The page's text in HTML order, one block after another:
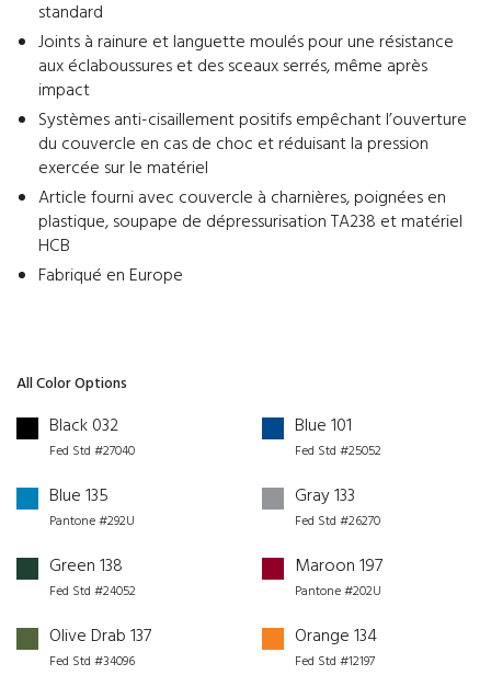
standard
Joints à rainure et languette moulés pour une résistance
aux éclaboussures et des sceaux serrés, même après
impact
Systèmes anti-cisaillement positifs empêchant l’ouverture
du couvercle en cas de choc et réduisant la pression
exercée sur le matériel
Article fourni avec couvercle à charnières, poignées en
plastique, soupape de dépressurisation TA238 et matériel
HCB
Fabriqué en Europe
All Color Options
Black 032
Fed Std #27040
Blue 101
Fed Std #25052
Blue 135
Pantone #292U
Gray 133
Fed Std #26270
Green 138
Fed Std #24052
Maroon 197
Pantone #202U
Olive Drab 137
Fed Std #34096
Orange 134
Fed Std #12197